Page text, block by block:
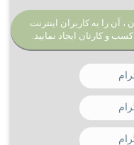
، آن را به کاربران اینترنت
و کارتان ایجاد نمایید.